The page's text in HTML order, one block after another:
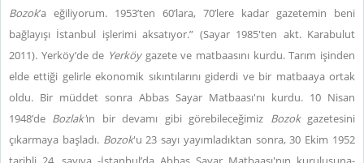
Bozok’a eğiliyorum. 1953’ten 60’lara, 70’lere kadar gazetemin beni
bağlayışı İstanbul işlerimi aksatıyor.” (Sayar 1985'ten akt. Karabulut
2011). Yerköy’de de Yerköy gazete ve matbaasını kurdu. Tarım işinden
elde ettiği gelirle ekonomik sıkıntılarını giderdi ve bir matbaaya ortak
oldu. Bir müddet sonra Abbas Sayar Matbaası'nı kurdu. 10 Nisan
1948’de Bozlak'ın bir devamı gibi görebileceğimiz Bozokgazetesini
çıkarmaya başladı. Bozok'u 23 sayı yayımladıktan sonra, 30 Ekim 1952